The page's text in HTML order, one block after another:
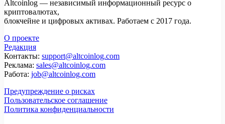
Altcoinlog — независимый информационный ресурс о
криптовалютах,
блокчейне и цифровых активах. Работаем с 2017 года.
О проекте
Редакция
Контакты: support@altcoinlog.com
Реклама: sales@altcoinlog.com
Работа: job@altcoinlog.com
Предупреждение о рисках
Пользовательское соглашение
Политика конфиденциальности